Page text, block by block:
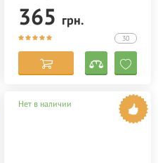
365 грн.
30
Нет в наличии